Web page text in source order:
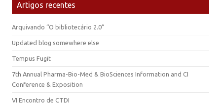
Artigos recentes
Arquivando “O bibliotecário 2.0”
Updated blog somewhere else
Tempus Fugit
7th Annual Pharma-Bio-Med & BioSciences Information and CI
Conference & Exposition
VI Encontro de CTDI